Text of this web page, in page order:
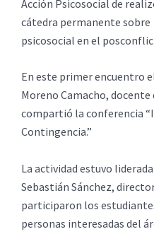
Acción Psicosocial de
cátedra permanente sobre
psicosocial en el
En este primer encuentro
Moreno Camacho, docente
compartió la conferencia
Contingencia.”
La actividad estuvo
Sebastián Sánchez,
participaron los
personas interesadas del